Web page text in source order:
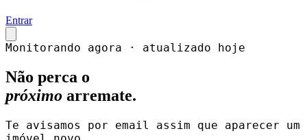
Entrar
Monitorando agora · atualizado hoje
Não perca o
próximo arremate.
Te avisamos por email assim que aparecer um